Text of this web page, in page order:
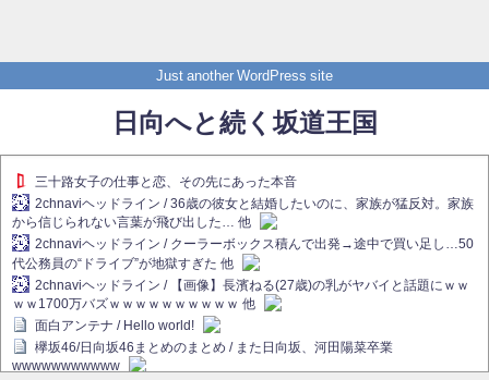
Just another WordPress site
日向へと続く坂道王国
三十路女子の仕事と恋、その先にあった本音
2chnaviヘッドライン / 36歳の彼女と結婚したいのに、家族が猛反対。家族
から信じられない言葉が飛び出した… 他
2chnaviヘッドライン / クーラーボックス積んで出発→途中で買い足し…50
代公務員の“ドライブ”が地獄すぎた 他
2chnaviヘッドライン / 【画像】長濱ねる(27歳)の乳がヤバイと話題にｗｗ
ｗｗ1700万バズｗｗｗｗｗｗｗｗｗｗ 他
面白アンテナ / Hello world!
欅坂46/日向坂46まとめのまとめ / また日向坂、河田陽菜卒業
wwwwwwwwwww